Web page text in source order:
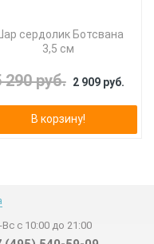
Шар сердолик Ботсвана
3,5 см
290 руб. 2 909 руб.
В корзину!
Вс с 10:00 до 21:00